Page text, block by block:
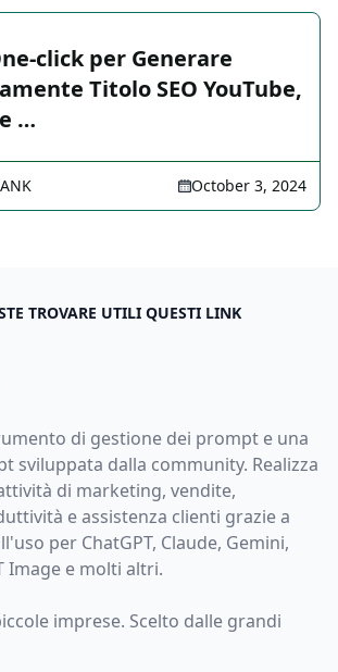
click per Generare
Titolo SEO YouTube,
…
October 3, 2024
TROVARE UTILI QUESTI LINK
di gestione dei prompt e una
sviluppata dalla community. Realizza
di marketing, vendite,
e assistenza clienti grazie a
per ChatGPT, Claude, Gemini,
Image e molti altri.
imprese. Scelto dalle grandi